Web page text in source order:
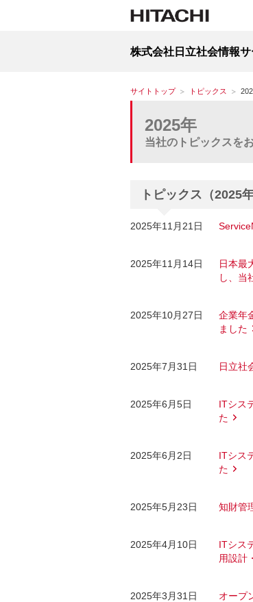
株式会社日立社会情報サ
サイトトップ トピックス
2025年
当社のトピックスを
トピックス（2025年
2025年11月21日
2025年11月14日
日本最
し、当
2025年10月27日
企業年
ました
2025年7月31日 日立社
2025年6月5日
ITシス
た
2025年6月2日
ITシス
た
2025年5月23日 知財管
2025年4月10日
ITシス
用設計
2025年3月31日 オープ